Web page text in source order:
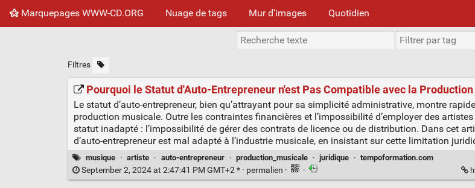
Marquepages WWW-CD.ORG Nuage de tags Mur d'images Quotidien
Filtres
Pourquoi le Statut d'Auto-Entrepreneur n'est Pas Compatible avec la
Le statut d’auto-entrepreneur, bien qu’attrayant pour sa simplicité administrative, montre
production musicale. Outre les contraintes financières et l’impossibilité d’employer des
statut inadapté : l’impossibilité de gérer des contrats de licence ou de distribution. Dans cet
d’auto-entrepreneur est mal adapté à l’industrie musicale, en insistant sur cette limitation
musique · artiste · auto-entrepreneur · production_musicale · juridique · tempoformation.com
September 2, 2024 at 2:47:41 PM GMT+2 * · permalien · ·